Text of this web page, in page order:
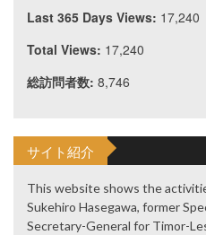
Last 365 Days Views: 17,240
Total Views: 17,240
総訪問者数: 8,746
サイト紹介
This website shows the
Sukehiro Hasegawa, former
Secretary-General for Timor-